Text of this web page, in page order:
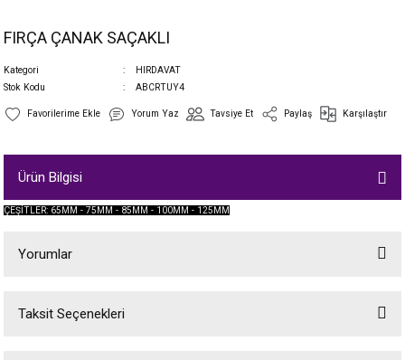
FIRÇA ÇANAK SAÇAKLI
Kategori
HIRDAVAT
Stok Kodu
ABCRTUY4
Yorum Yaz Tavsiye Et Paylaş Karşılaştır
Ürün Bilgisi
ÇEŞİTLER: 65MM - 75MM - 85MM - 100MM - 125MM
Yorumlar
Taksit Seçenekleri